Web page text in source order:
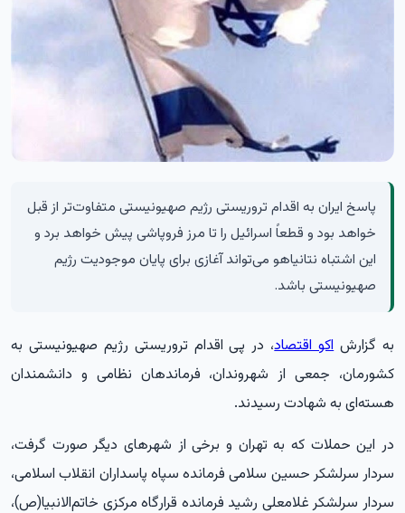
پاسخ ایران به اقدام تروریستی رژیم صهیونیستی متفاوت‌تر از قبل
خواهد بود و قطعاً اسرائیل را تا مرز فروپاشی پیش خواهد برد و
این اشتباه نتانیاهو می‌تواند آغازی برای پایان موجودیت رژیم
صهیونیستی باشد.
به گزارشاکو اقتصاد، در پی اقدام تروریستی رژیم صهیونیستی به
کشورمان، جمعی از شهروندان، فرماندهان نظامی و دانشمندان
هسته‌ای به شهادت رسیدند.
در این حملات که به تهران و برخی از شهرهای دیگر صورت گرفت،
سردار سرلشکر حسین سلامی فرمانده سپاه پاسداران انقلاب اسلامی،
سردار سرلشکر غلامعلی رشید فرمانده قرارگاه مرکزی خاتم‌الانبیا(ص)،